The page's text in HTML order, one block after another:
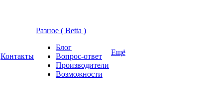
Контакты
Разное ( Betta )
Блог
Вопрос-ответ
Производители
Возможности
Ещё